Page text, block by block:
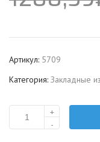
Артикул: 5709
Категория: Закладные
Количество
+
-